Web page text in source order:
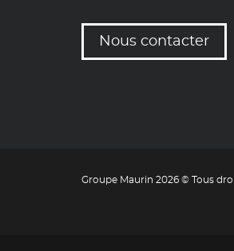
Nous contacter
Groupe Maurin 2026 © Tous